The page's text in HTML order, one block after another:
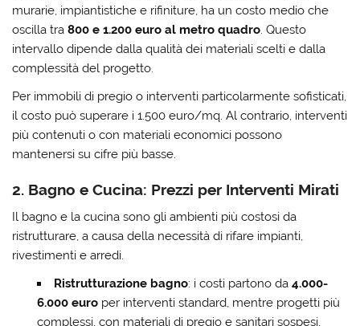
murarie, impiantistiche e rifiniture, ha un costo medio che
oscilla tra800 e 1.200 euro al metro quadro. Questo
intervallo dipende dalla qualità dei materiali scelti e dalla
complessità del progetto.
Per immobili di pregio o interventi particolarmente sofisticati,
il costo può superare i 1.500 euro/mq. Al contrario, interventi
più contenuti o con materiali economici possono
mantenersi su cifre più basse.
2. Bagno e Cucina: Prezzi per Interventi Mirati
Il bagno e la cucina sono gli ambienti più costosi da
ristrutturare, a causa della necessità di rifare impianti,
rivestimenti e arredi.
Ristrutturazione bagno: i costi partono da 4.000-
6.000 europer interventi standard, mentre progetti più
complessi, con materiali di pregio e sanitari sospesi,